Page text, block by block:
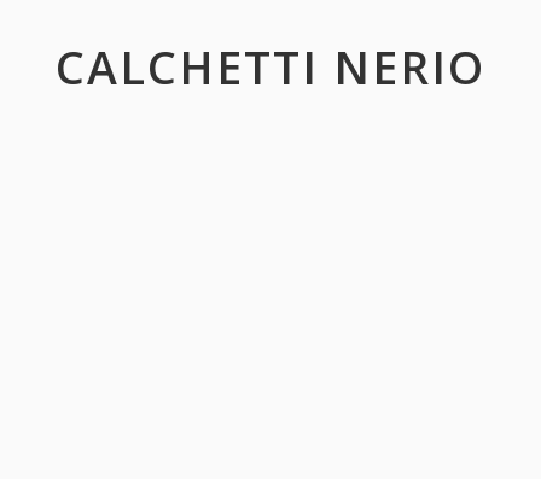
CALCHETTI NERIO